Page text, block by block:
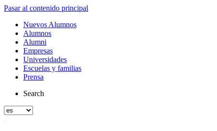
Pasar al contenido principal
Nuevos Alumnos
Alumnos
Alumni
Empresas
Universidades
Escuelas y familias
Prensa
Search